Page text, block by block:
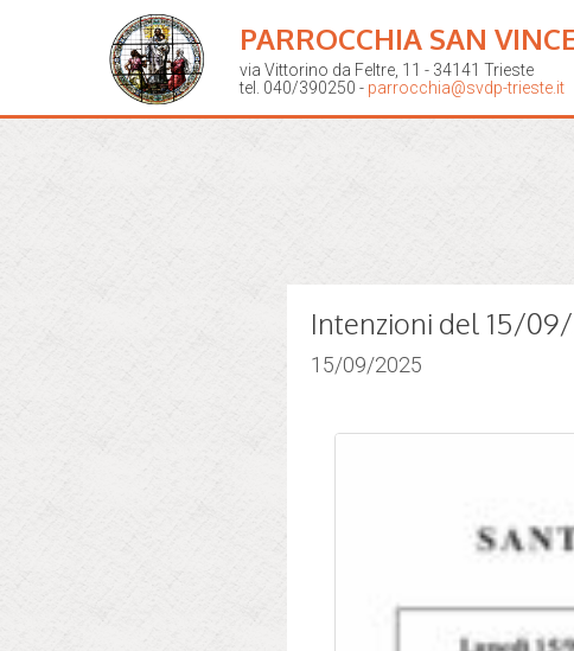
PARROCCHIA SAN
via Vittorino da Feltre, 11 - 34141 Trieste
tel. 040/390250 - parrocchia@svdp-trieste.it
Intenzioni del 15/
15/09/2025